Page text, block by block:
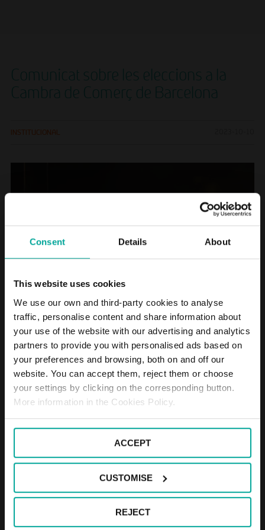
Consent Details About
This website uses cookies
We use our own and third-party cookies to analyse
traffic, personalise content and share information about
your use of the website with our advertising and analytics
partners to provide you with personalised ads based on
your preferences and browsing, both on and off our
website. You can accept them, reject them or choose
your settings by clicking on the corresponding button.
More information in the Cookies Policy.
ACCEPT
CUSTOMISE
REJECT
Comunicat sobre les eleccions a la
Cambra de Comerç de Barcelona
INSTITUCIONAL
Amb relació a les eleccions a la Cambra Oficial de Comerç,
Indústria i Navegació de Barcelona, ​​Saba manifesta que la
informació apareguda avui a certs mitjans de comunicació sobre
una suposada votació a favor de la candidatura d'Eines de país no
Saba no es va alinear amb cap candidatura i es va presentar amb
transversal.